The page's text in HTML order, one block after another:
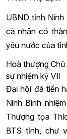
UBND tỉnh
cá nhân có
yêu nước của
Hoà thượng
sự nhiệm kỳ VII
Đại hội đã tiến
Ninh Bình
Thượng tọa
BTS tỉnh, chư